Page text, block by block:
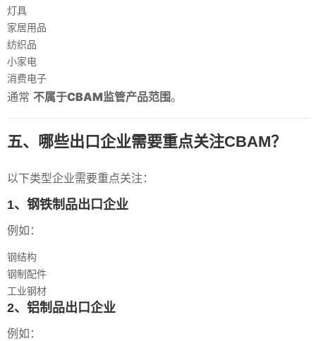
灯具
家居用品
纺织品
小家电
消费电子
通常 不属于CBAM监管产品范围。
五、哪些出口企业需要重点关注CBAM？
以下类型企业需要重点关注：
1、钢铁制品出口企业
例如：
钢结构
钢制配件
工业钢材
2、铝制品出口企业
例如：